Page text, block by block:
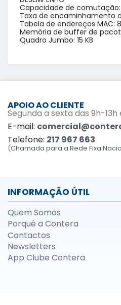
Capacidade de comutação:
Taxa de encaminhamento
Tabela de endereços MAC:
Memória de buffer de
Quadro Jumbo: 15 KB
APOIO AO CLIENTE
Segunda a sexta das 9h-13h
E-mail:
Telefone: 217 967 663
(Chamada para a Rede Fixa
INFORMAÇÃO ÚTIL
Quem Somos
Porquê a Contera
Contactos
Newsletters
App Clube Contera